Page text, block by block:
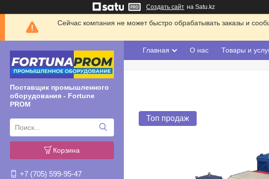
Создать сайт на Satu.kz
Сейчас компания не может быстро обрабатывать заказы и
Поставщик промышленного
оборудования - Fortune
PROM
Корзина
+7 (705) 599-95-47
Главная О нас Товары и
Топ продаж